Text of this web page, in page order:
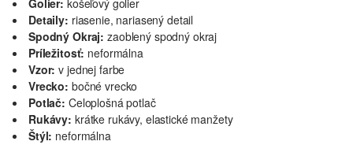
Golier: košeľový golier
Detaily: riasenie, nariasený detail
Spodný Okraj: zaoblený spodný okraj
Príležitosť: neformálna
Vzor: v jednej farbe
Vrecko: bočné vrecko
Potlač: Celoplošná potlač
Rukávy: krátke rukávy, elastické manžety
Štýl: neformálna